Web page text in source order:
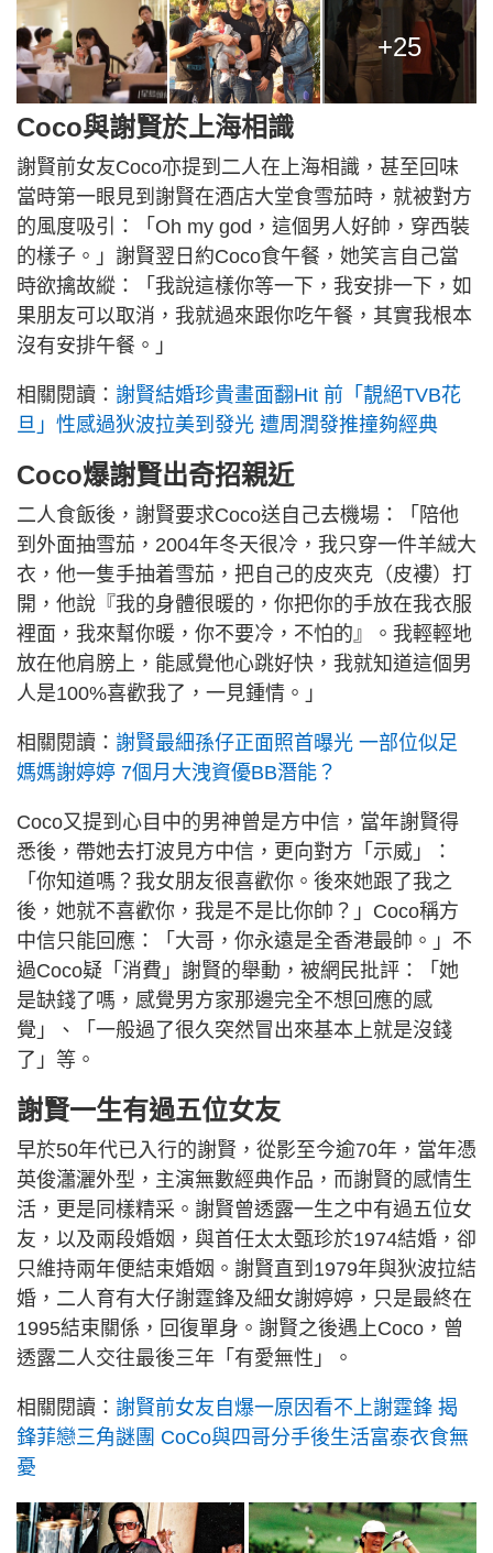
+25
Coco與謝賢於上海相識
謝賢前女友Coco亦提到二人在上海相識，甚至回味
當時第一眼見到謝賢在酒店大堂食雪茄時，就被對方
的風度吸引：「Oh my god，這個男人好帥，穿西裝
的樣子。」謝賢翌日約Coco食午餐，她笑言自己當
時欲擒故縱：「我說這樣你等一下，我安排一下，如
果朋友可以取消，我就過來跟你吃午餐，其實我根本
沒有安排午餐。」
相關閱讀： 謝賢結婚珍貴畫面翻Hit 前「靚絕TVB花
旦」性感過狄波拉美到發光 遭周潤發推撞夠經典
Coco爆謝賢出奇招親近
二人食飯後，謝賢要求Coco送自己去機場：「陪他
到外面抽雪茄，2004年冬天很冷，我只穿一件羊絨大
衣，他一隻手抽着雪茄，把自己的皮夾克（皮褸）打
開，他說『我的身體很暖的，你把你的手放在我衣服
裡面，我來幫你暖，你不要冷，不怕的』。我輕輕地
放在他肩膀上，能感覺他心跳好快，我就知道這個男
人是100%喜歡我了，一見鍾情。」
相關閱讀： 謝賢最細孫仔正面照首曝光 一部位似足
媽媽謝婷婷 7個月大洩資優BB潛能？
Coco又提到心目中的男神曾是方中信，當年謝賢得
悉後，帶她去打波見方中信，更向對方「示威」：
「你知道嗎？我女朋友很喜歡你。後來她跟了我之
後，她就不喜歡你，我是不是比你帥？」Coco稱方
中信只能回應：「大哥，你永遠是全香港最帥。」不
過Coco疑「消費」謝賢的舉動，被網民批評：「她
是缺錢了嗎，感覺男方家那邊完全不想回應的感
覺」、「一般過了很久突然冒出來基本上就是沒錢
了」等。
謝賢一生有過五位女友
早於50年代已入行的謝賢，從影至今逾70年，當年憑
英俊瀟灑外型，主演無數經典作品，而謝賢的感情生
活，更是同樣精采。謝賢曾透露一生之中有過五位女
友，以及兩段婚姻，與首任太太甄珍於1974結婚，卻
只維持兩年便結束婚姻。謝賢直到1979年與狄波拉結
婚，二人育有大仔謝霆鋒及細女謝婷婷，只是最終在
1995結束關係，回復單身。謝賢之後遇上Coco，曾
透露二人交往最後三年「有愛無性」。
相關閱讀： 謝賢前女友自爆一原因看不上謝霆鋒 揭
鋒菲戀三角謎團 CoCo與四哥分手後生活富泰衣食無
憂